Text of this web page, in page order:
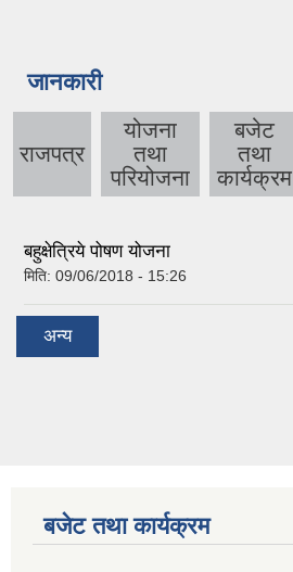
जानकारी
राजपत्र
योजना
तथा
परियोजना
बजेट
तथा
कार्यक्रम
बहुक्षेत्रिये पोषण योजना
मिति: 09/06/2018 - 15:26
अन्य
बजेट तथा कार्यक्रम